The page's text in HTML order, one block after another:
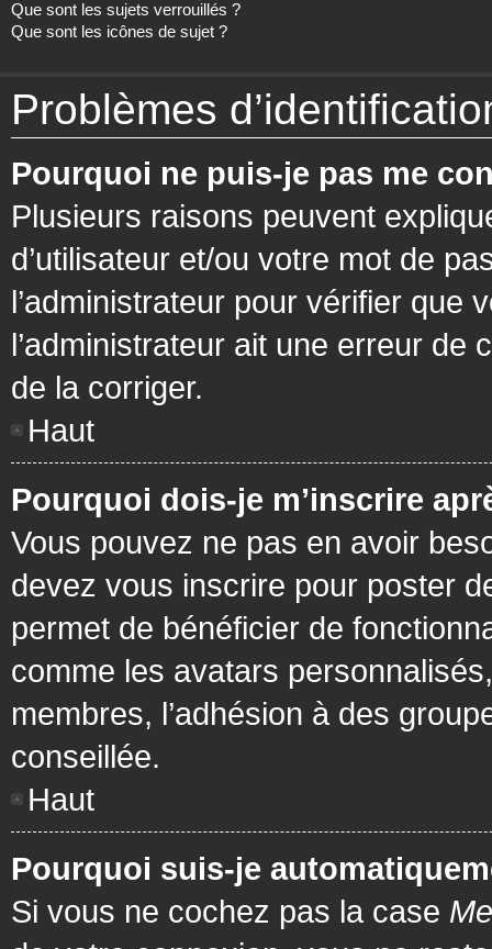
Que sont les sujets verrouillés ?
Que sont les icônes de sujet ?
Problèmes
Pourquoi ne puis-je pas me
Plusieurs raisons peuvent
d’utilisateur et/ou votre mot de
l’administrateur pour vérifier que
l’administrateur ait une erreur de
de la corriger.
Haut
Pourquoi dois-je m’inscrire
Vous pouvez ne pas en avoir
devez vous inscrire pour poster
permet de bénéficier de
comme les avatars
membres, l’adhésion à des
conseillée.
Haut
Pourquoi suis-je
Si vous ne cochez pas la case